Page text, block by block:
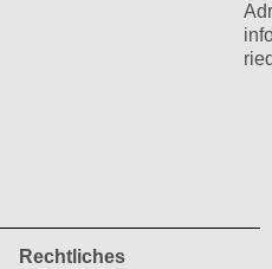
Rechtliches